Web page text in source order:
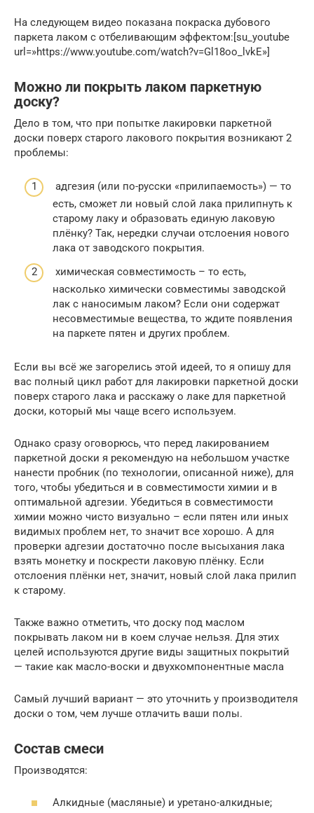
На следующем видео показана покраска дубового
паркета лаком с отбеливающим эффектом:[su_youtube
url=»https://www.youtube.com/watch?v=Gl18oo_lvkE»]
Можно ли покрыть лаком паркетную
доску?
Дело в том, что при попытке лакировки паркетной
доски поверх старого лакового покрытия возникают 2
проблемы:
адгезия (или по-русски «прилипаемость») — то
есть, сможет ли новый слой лака прилипнуть к
старому лаку и образовать единую лаковую
плёнку? Так, нередки случаи отслоения нового
лака от заводского покрытия.
химическая совместимость – то есть,
насколько химически совместимы заводской
лак с наносимым лаком? Если они содержат
несовместимые вещества, то ждите появления
на паркете пятен и других проблем.
Если вы всё же загорелись этой идеей, то я опишу для
вас полный цикл работ для лакировки паркетной доски
поверх старого лака и расскажу о лаке для паркетной
доски, который мы чаще всего используем.
Однако сразу оговорюсь, что перед лакированием
паркетной доски я рекомендую на небольшом участке
нанести пробник (по технологии, описанной ниже), для
того, чтобы убедиться и в совместимости химии и в
оптимальной адгезии. Убедиться в совместимости
химии можно чисто визуально – если пятен или иных
видимых проблем нет, то значит все хорошо. А для
проверки адгезии достаточно после высыхания лака
взять монетку и поскрести лаковую плёнку. Если
отслоения плёнки нет, значит, новый слой лака прилип
к старому.
Также важно отметить, что доску под маслом
покрывать лаком ни в коем случае нельзя. Для этих
целей используются другие виды защитных покрытий
— такие как масло-воски и двухкомпонентные масла
Самый лучший вариант — это уточнить у производителя
доски о том, чем лучше отлачить ваши полы.
Состав смеси
Производятся:
Алкидные (масляные) и уретано-алкидные;